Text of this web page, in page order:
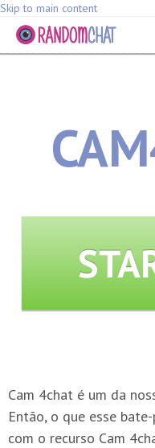
Skip to main content
Cam 4chat é um da
Então, o que esse
com o recurso Cam